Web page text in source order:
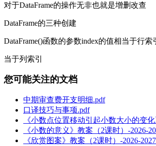
对于DataFrame的操作无非也就是增删改查
DataFrame的三种创建
DataFrame()函数的参数index的值相当于行
当于列索引
您可能关注的文档
中期审查费开支明细.pdf
口译技巧与事项.pdf
《小数点位置移动引起小数大小的变
《小数的意义》教案（2课时）-2026-
《欣赏图案》教案（2课时）-2026-